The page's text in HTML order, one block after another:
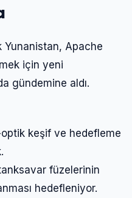
Yunanistan, Apache
için yeni
gündemine aldı.
keşif ve hedefleme
füzelerinin
hedefleniyor.